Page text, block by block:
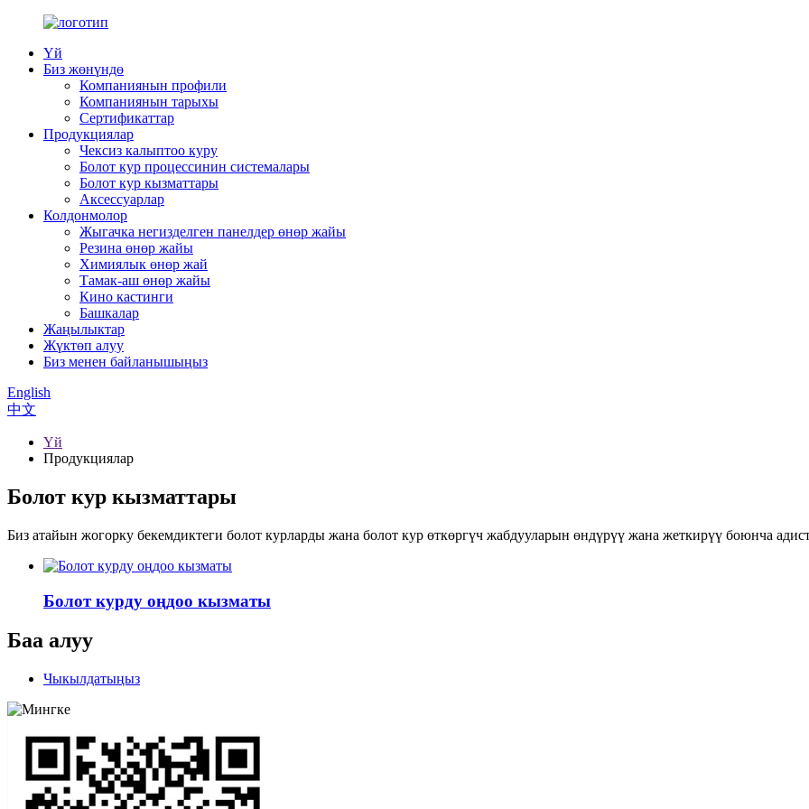
Үй
Биз жөнүндө
Компаниянын профили
Компаниянын тарыхы
Сертификаттар
Продукциялар
Чексиз калыптоо куру
Болот кур процессинин системалары
Болот кур кызматтары
Аксессуарлар
Колдонмолор
Жыгачка негизделген панелдер өнөр жайы
Резина өнөр жайы
Химиялык өнөр жай
Тамак-аш өнөр жайы
Кино кастинги
Башкалар
Жаңылыктар
Жүктөп алуу
Биз менен байланышыңыз
English
中文
Үй
Продукциялар
Болот кур кызматтары
Биз атайын жогорку бекемдиктеги болот курларды жана болот кур өткөргүч жабдууларын өндүрүү жана жеткирүү боюнча
Болот курду оңдоо кызматы
Баа алуу
Чыкылдатыңыз